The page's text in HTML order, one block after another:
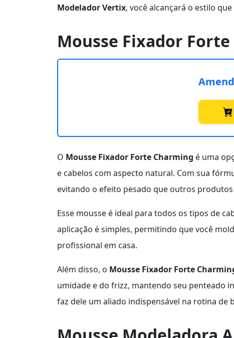
Modelador Vertix, você alcançará o estilo
Mousse Fixador
O Mousse Fixador Forte Charming é uma
e cabelos com aspecto natural. Com sua
evitando o efeito pesado que outros produtos
Esse mousse é ideal para todos os tipos de
aplicação é simples, permitindo que você
profissional em casa.
Além disso, o Mousse Fixador Forte
umidade e do frizz, mantendo seu penteado
faz dele um aliado indispensável na rotina de